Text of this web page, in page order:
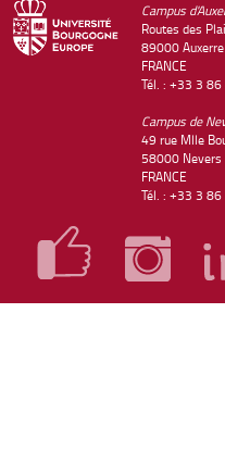
Campus
Routes des
89000 Auxerre
FRANCE
Tél. : +33 3
Campus de
49 rue Mlle
58000 Nevers
FRANCE
Tél. : +33 3